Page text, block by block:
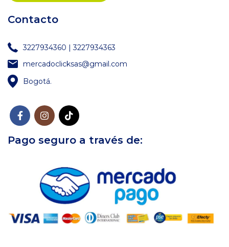
Contacto
3227934360 | 3227934363
mercadoclicksas@gmail.com
Bogotá.
Pago seguro a través de: